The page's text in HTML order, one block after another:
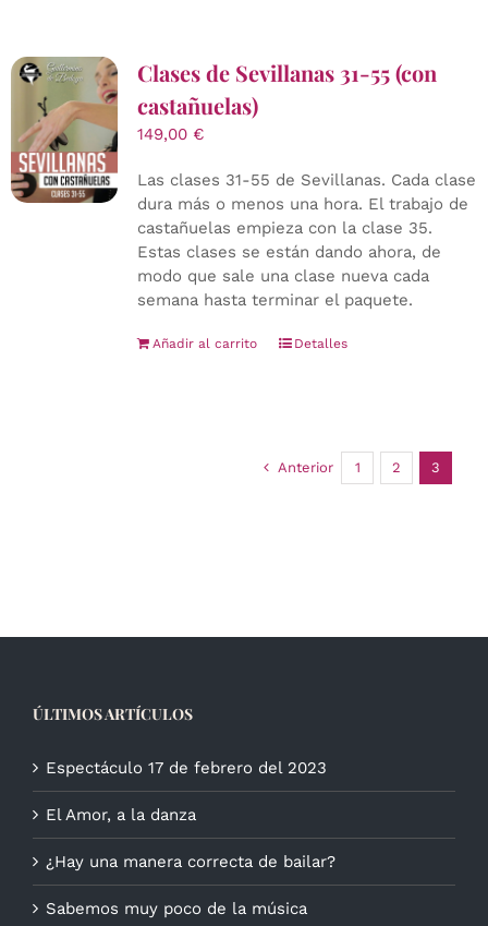
Clases de Sevillanas 31-55 (con
castañuelas)
149,00 €
Las clases 31-55 de Sevillanas. Cada clase
dura más o menos una hora. El trabajo de
castañuelas empieza con la clase 35.
Estas clases se están dando ahora, de
modo que sale una clase nueva cada
semana hasta terminar el paquete.
Añadir al carrito Detalles
Anterior 1 2 3
ÚLTIMOS ARTÍCULOS
Espectáculo 17 de febrero del 2023
El Amor, a la danza
¿Hay una manera correcta de bailar?
Sabemos muy poco de la música